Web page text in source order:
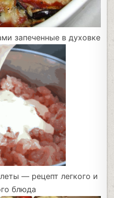
запеченные в духовке
— рецепт легкого и
блюда